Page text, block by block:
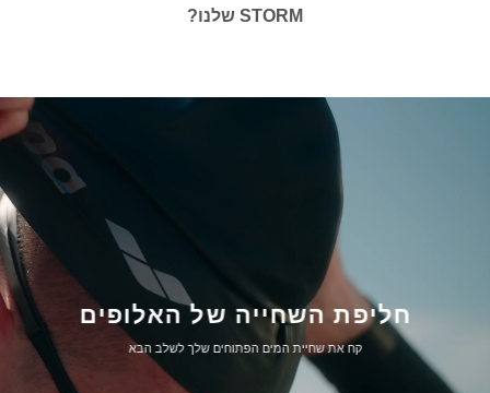
STORM שלנו?
חליפת השחייה של האלופים
קח את שחיית המים הפתוחים שלך לשלב הבא